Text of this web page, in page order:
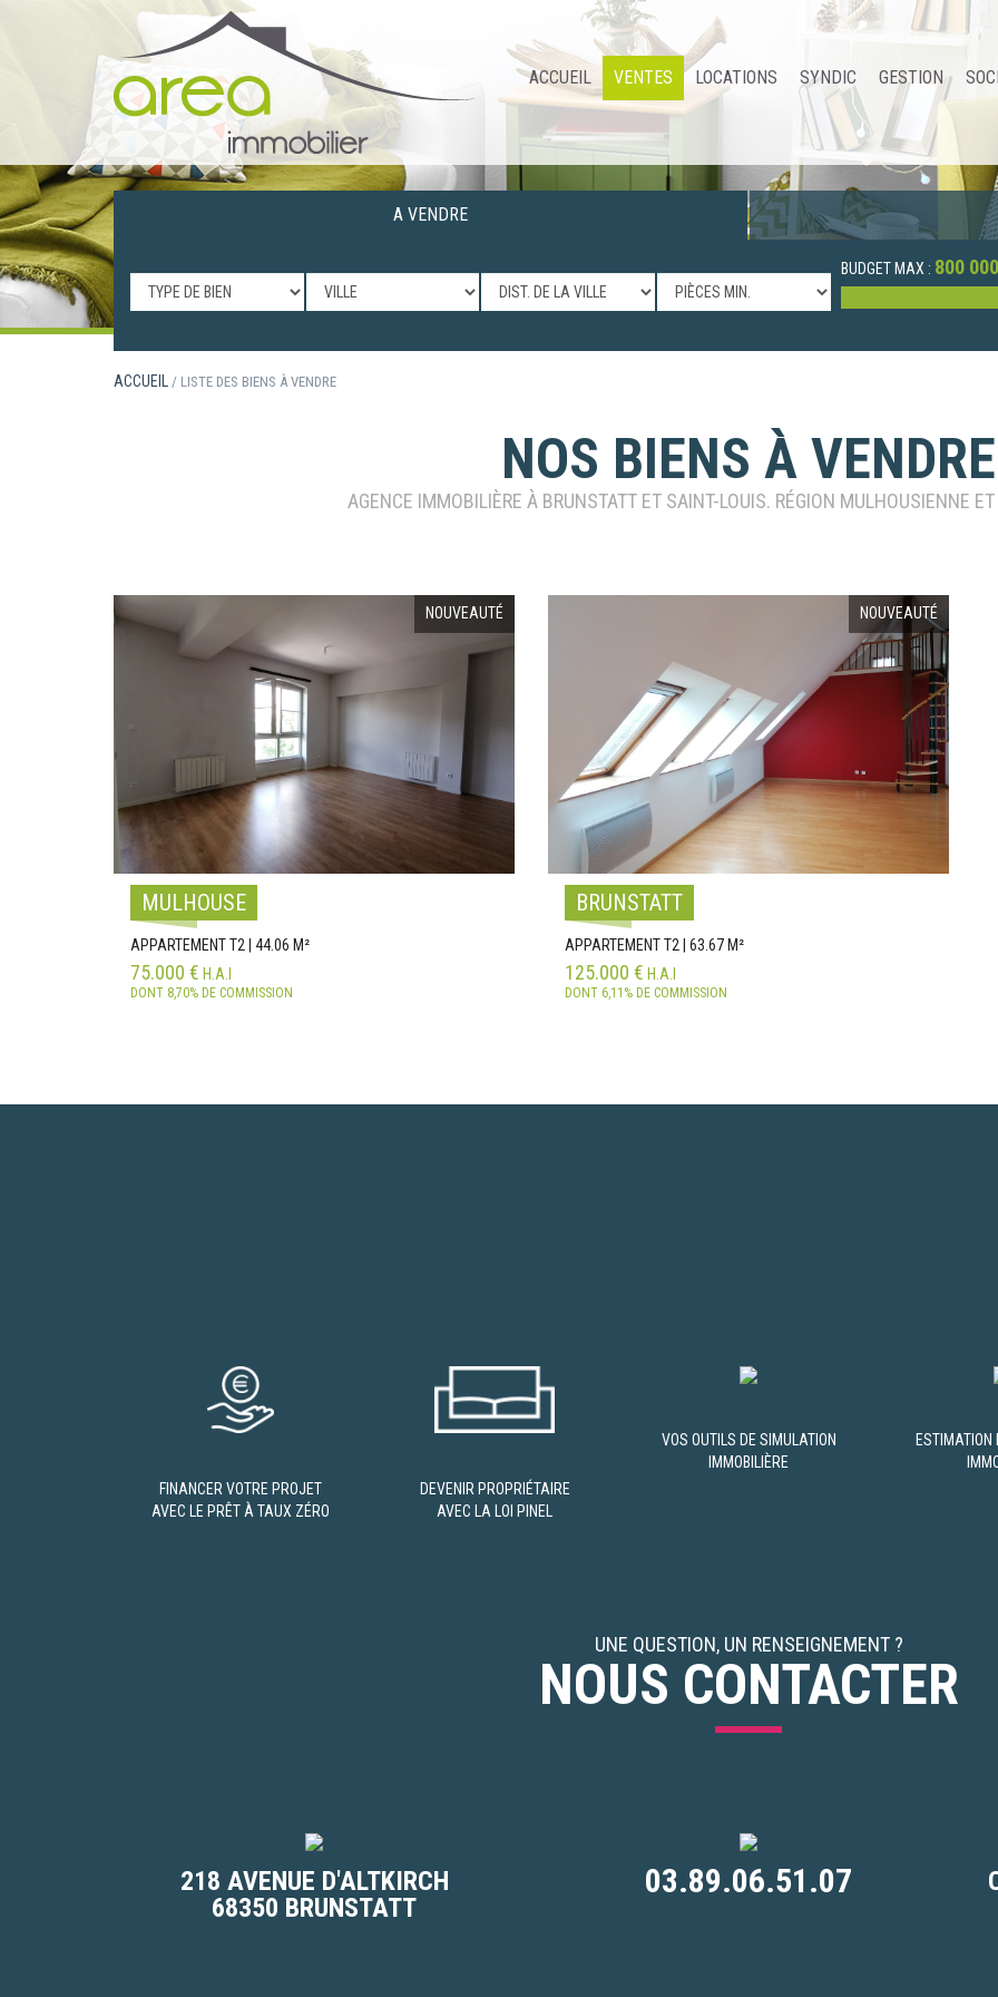
ACCUEIL VENTES LOCATIONS SYNDIC GESTION
A VENDRE
BUDGET MAX : 800
ACCUEIL / LISTE DES BIENS À VENDRE
NOS BIENS À VENDRE
AGENCE IMMOBILIÈRE À BRUNSTATT ET SAINT-LOUIS. RÉGION MULHOUSIENNE
NOUVEAUTÉ
MULHOUSE
APPARTEMENT T2 | 44.06 M²
75.000 € H.A.I
DONT 8,70% DE COMMISSION
NOUVEAUTÉ
BRUNSTATT
APPARTEMENT T2 | 63.67 M²
125.000 € H.A.I
DONT 6,11% DE COMMISSION
FINANCER VOTRE PROJET
AVEC LE PRÊT À TAUX ZÉRO
DEVENIR PROPRIÉTAIRE
AVEC LA LOI PINEL
VOS OUTILS DE SIMULATION
IMMOBILIÈRE
ESTIMATION
UNE QUESTION, UN RENSEIGNEMENT ?
NOUS CONTACTER
218 AVENUE D'ALTKIRCH
68350 BRUNSTATT
03.89.06.51.07